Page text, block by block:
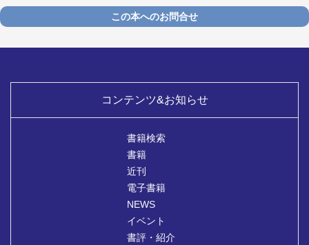
この本へのお問合せ
コンテンツ&お知らせ
書籍検索
書籍
近刊
電子書籍
NEWS
イベント
書評・紹介